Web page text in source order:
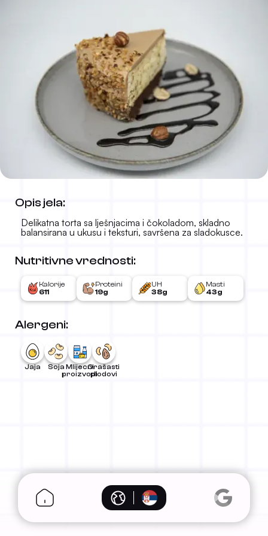
Noisette torta
Opis jela:
Delikatna torta sa lješnjacima i čokoladom, skladno
balansirana u ukusu i teksturi, savršena za sladokusce.
Nutritivne vrednosti:
Kalorije
611
Proteini
19g
UH
38g
Masti
43g
Alergeni:
Jaja Soja Mlijecni
proizvodi
Orašasti
plodovi